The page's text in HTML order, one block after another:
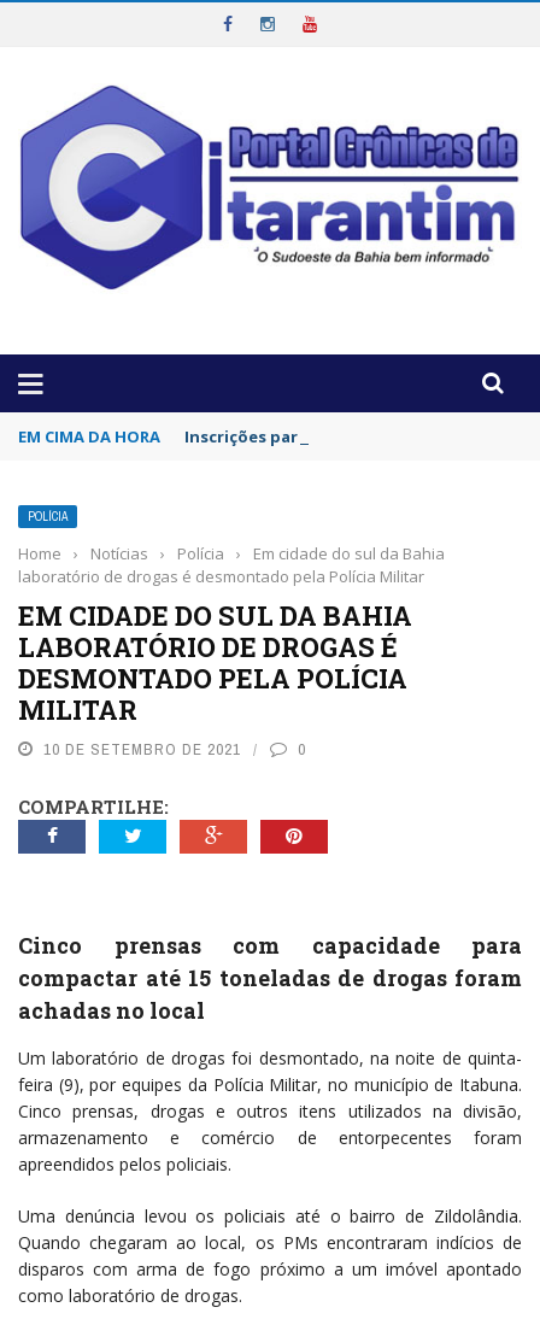
EM CIMA DA HORA Inscrições para concurso da Polícia Civil da
POLÍCIA
Home › Notícias › Polícia ›
Em cidade do sul da Bahia
laboratório de drogas é desmontado pela Polícia Militar
EM CIDADE DO SUL DA BAHIA
LABORATÓRIO DE DROGAS É
DESMONTADO PELA POLÍCIA
MILITAR
10 DE SETEMBRO DE 2021 0
COMPARTILHE:
Cinco prensas com capacidade para
compactar até 15 toneladas de drogas foram
achadas no local
Um laboratório de drogas foi desmontado, na noite de quinta-
feira (9), por equipes da Polícia Militar, no município de Itabuna.
Cinco prensas, drogas e outros itens utilizados na divisão,
armazenamento e comércio de entorpecentes foram
apreendidos pelos policiais.
Uma denúncia levou os policiais até o bairro de Zildolândia.
Quando chegaram ao local, os PMs encontraram indícios de
disparos com arma de fogo próximo a um imóvel apontado
como laboratório de drogas.